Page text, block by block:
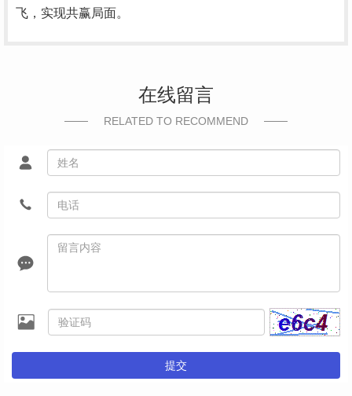
飞，实现共赢局面。
在线留言
RELATED TO RECOMMEND
提交